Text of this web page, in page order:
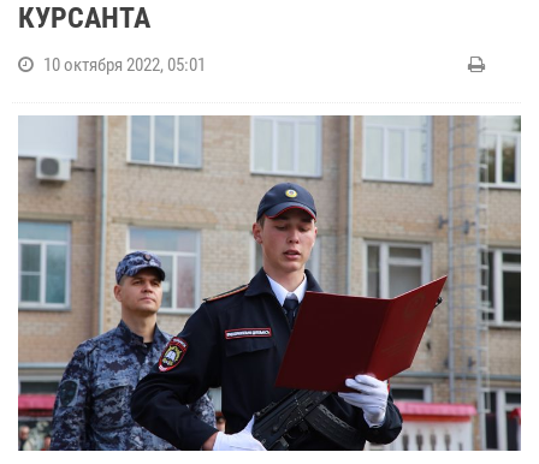
КУРСАНТА
10 октября 2022, 05:01